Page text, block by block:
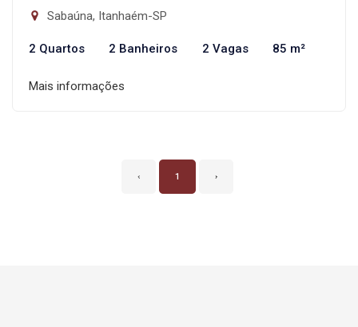
Sabaúna, Itanhaém-SP
2 Quartos 2 Banheiros 2 Vagas 85 m²
Mais informações
‹ 1 ›